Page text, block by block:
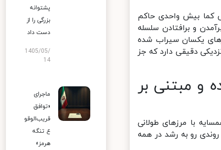
کما بیش واحدی حاکم
و برافتادن سلسله
یکسان سیراب شده
دقیقی دارد که جز
و مبتنی بر
با مرزهای طولانی
رو به رشد در همه
پشتوانه
بزرگی را از
دست داد
1405/05/
14
ماجرای
«توافق
قریب‌الوقو
ع تنگه
هرمز»